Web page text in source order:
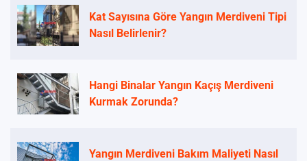
Kat Sayısına Göre Yangın Merdiveni Tipi
Nasıl Belirlenir?
Hangi Binalar Yangın Kaçış Merdiveni
Kurmak Zorunda?
Yangın Merdiveni Bakım Maliyeti Nasıl